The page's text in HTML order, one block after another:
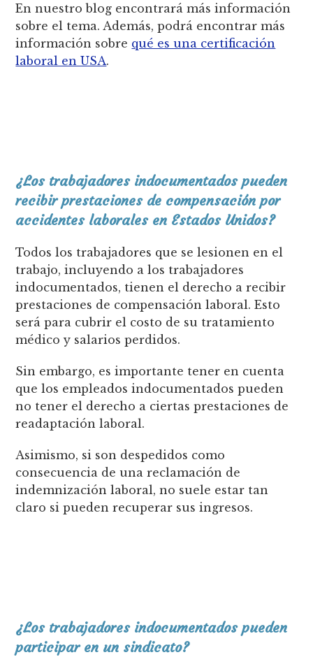
En nuestro blog encontrará más información
sobre el tema. Además, podrá encontrar más
información sobre qué es una certificación
laboral en USA.
¿Los trabajadores indocumentados pueden
recibir prestaciones de compensación por
accidentes laborales en Estados Unidos?
Todos los trabajadores que se lesionen en el
trabajo, incluyendo a los trabajadores
indocumentados, tienen el derecho a recibir
prestaciones de compensación laboral. Esto
será para cubrir el costo de su tratamiento
médico y salarios perdidos.
Sin embargo, es importante tener en cuenta
que los empleados indocumentados pueden
no tener el derecho a ciertas prestaciones de
readaptación laboral.
Asimismo, si son despedidos como
consecuencia de una reclamación de
indemnización laboral, no suele estar tan
claro si pueden recuperar sus ingresos.
¿Los trabajadores indocumentados pueden
participar en un sindicato?